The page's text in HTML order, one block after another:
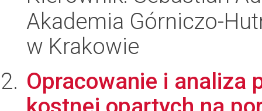
Akademia Górniczo-
w Krakowie
Opracowanie i analiza